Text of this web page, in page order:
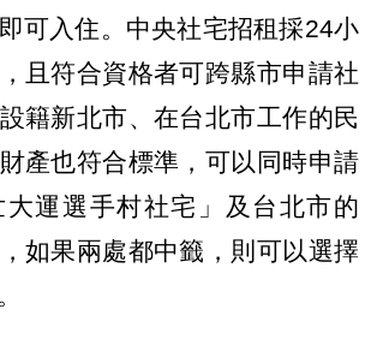
可入住。中央社宅招租採24小
且符合資格者可跨縣市申請社
籍新北市、在台北市工作的民
產也符合標準，可以同時申請
運選手村社宅」及台北市的
，如果兩處都中籤，則可以選擇